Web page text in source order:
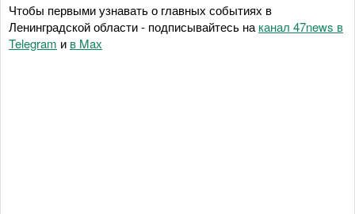
Чтобы первыми узнавать о главных событиях в
Ленинградской области - подписывайтесь на канал 47news в
Telegram и в Maх